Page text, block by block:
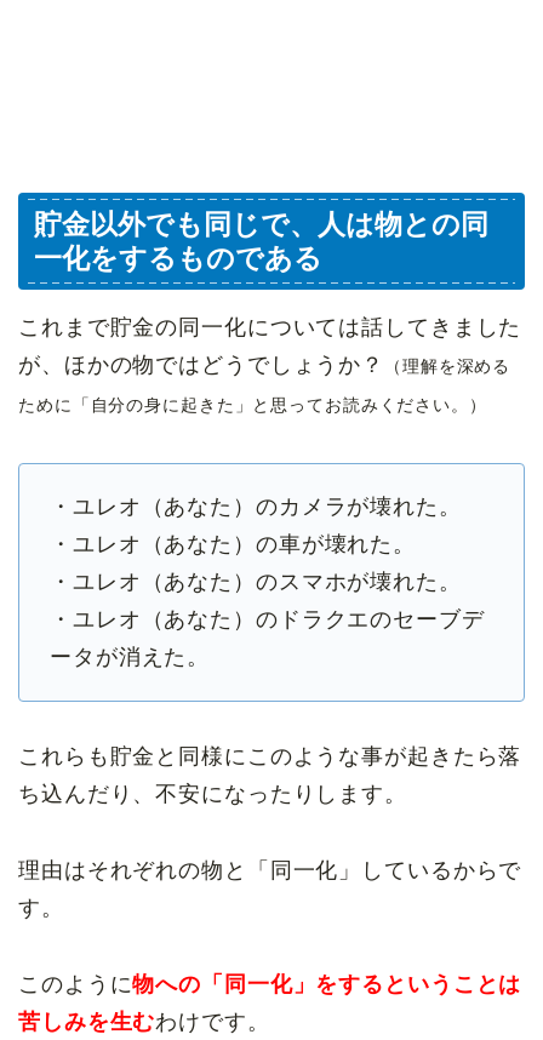
貯金以外でも同じで、人は物との同
一化をするものである
これまで貯金の同一化については話してきました
が、ほかの物ではどうでしょうか？
（理解を深める
ために「自分の身に起きた」と思ってお読みください。）
・ユレオ（あなた）のカメラが壊れた。
・ユレオ（あなた）の車が壊れた。
・ユレオ（あなた）のスマホが壊れた。
・ユレオ（あなた）のドラクエのセーブデ
ータが消えた。
これらも貯金と同様にこのような事が起きたら落
ち込んだり、不安になったりします。
理由はそれぞれの物と「同一化」しているからで
す。
このように物への「同一化」をするということは
苦しみを生むわけです。